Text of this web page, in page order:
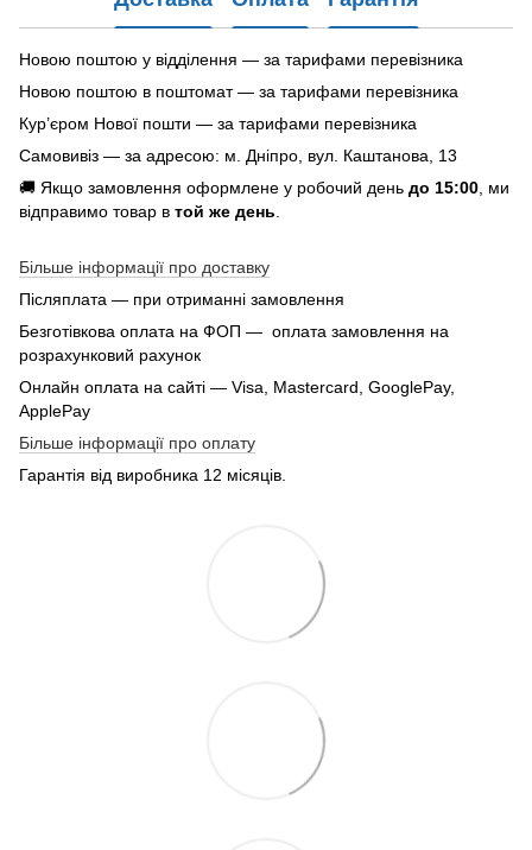
Новою поштою у відділення — за тарифами перевізника
Новою поштою в поштомат — за тарифами перевізника
Кур’єром Нової пошти — за тарифами перевізника
Самовивіз — за адресою: м. Дніпро, вул. Каштанова, 13
🚚 Якщо замовлення оформлене у робочий день до 15:00 , ми
відправимо товар в той же день
Більше інформації про доставку
Післяплата — при отриманні замовлення
Безготівкова оплата на ФОП — оплата замовлення на
розрахунковий рахунок
Онлайн оплата на сайті — Visa, Mastercard, GooglePay,
ApplePay
Більше інформації про оплату
Гарантія від виробника 12 місяців.